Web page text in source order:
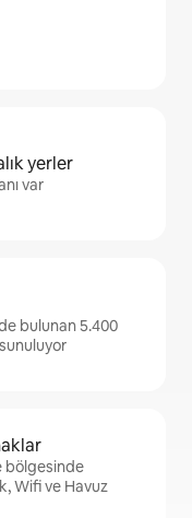
yerler
var
bulunan 5.400
bölgesinde
Wifi ve Havuz